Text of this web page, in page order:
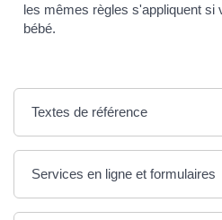
les mêmes règles s'appliquent
bébé.
Textes de référence
Services en ligne et formulaires